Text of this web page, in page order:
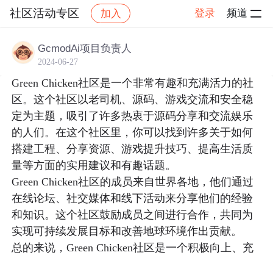
社区活动专区 加入 登录 频道
社区 社区活动专区
GcmodAi项目负责人
2024-06-27
Green Chicken社区是一个非常有趣和充满活力的社
区。这个社区以老司机、源码、游戏交流和安全稳
定为主题，吸引了许多热衷于源码分享和交流娱乐
的人们。在这个社区里，你可以找到许多关于如何
搭建工程、分享资源、游戏提升技巧、提高生活质
量等方面的实用建议和有趣话题。
Green Chicken社区的成员来自世界各地，他们通过
在线论坛、社交媒体和线下活动来分享他们的经验
和知识。这个社区鼓励成员之间进行合作，共同为
实现可持续发展目标和改善地球环境作出贡献。
总的来说，Green Chicken社区是一个积极向上、充